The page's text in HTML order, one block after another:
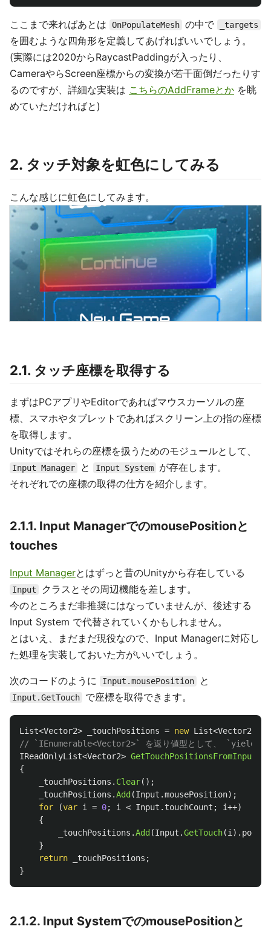
ここまで来ればあとは OnPopulateMesh の中で _targets
を囲むような四角形を定義してあげればいいでしょう。
(実際には2020からRaycastPaddingが入ったり、
CameraやらScreen座標からの変換が若干面倒だったりす
るのですが、詳細な実装は こちらのAddFrameとか を眺
めていただければと)
2. タッチ対象を虹色にしてみる
こんな感じに虹色にしてみます。
2.1. タッチ座標を取得する
まずはPCアプリやEditorであればマウスカーソルの座
標、スマホやタブレットであればスクリーン上の指の座標
を取得します。
Unityではそれらの座標を扱うためのモジュールとして、
Input Manager と Input System
が存在します。
それぞれでの座標の取得の仕方を紹介します。
2.1.1. Input ManagerでのmousePositionと
touches
Input Managerとはずっと昔のUnityから存在している
Input
クラスとその周辺機能を差します。
今のところまだ非推奨にはなっていませんが、後述する
Input System で代替されていくかもしれません。
とはいえ、まだまだ現役なので、Input Managerに対応し
た処理を実装しておいた方がいいでしょう。
次のコードのように Input.mousePosition と
Input.GetTouch で座標を取得できます。
List<Vector2> _touchPositions = new List<Vector2
// `IEnumerable<Vector2>` を返り値型として、 `yield
IReadOnlyList<Vector2>
{
_touchPositions . Clear();
_touchPositions .Add (Input .mousePosition);
for
(var i = 0; i < Input . touchCount ; i++)
{
_touchPositions .Add (Input .GetTouch(i ).
}
return
_touchPositions ;
}
2.1.2. Input SystemでのmousePositionと